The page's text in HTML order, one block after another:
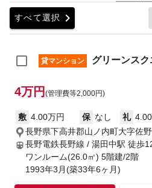
すべて選択 chevron_right
貸マンション グリーンス
4万円 (管理費等2,000円)
敷 4.00万円 保 なし 礼
長野県下高井郡山ノ内町大字佐野
長野電鉄長野線 / 湯田中駅 徒歩
ワンルーム(26.0㎡) 5階建/2階
1993年3月(築33年6ヶ月)